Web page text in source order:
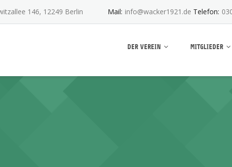
146, 12249 Berlin Mail: info@wacker1921.de Telefon:
DER VEREIN MITGLIEDER